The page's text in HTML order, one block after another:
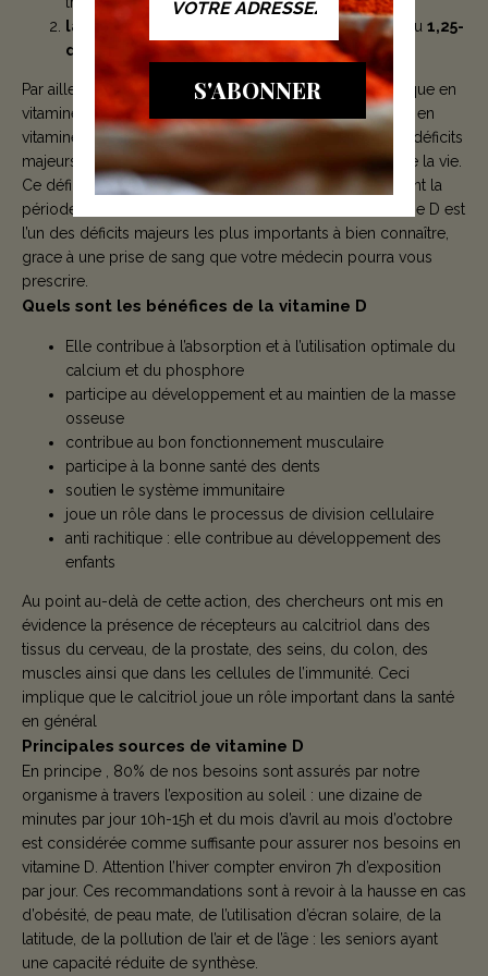
S'ABONNER
la seconde au niveau des reins
, pour aboutir au 1,25-
dihydroxyvitamine D ou Calcitriol
Par ailleurs, les valeurs santé optimale du statut biologique en
vitamine D ont été revus à la hausse. De ce fait, le déficit en
vitamine D est considéré actuellement comme l’un des déficits
majeurs de la population en générale à tous les âges de la vie.
Ce déficit, voir cette carence profonde se retrouve durant la
période d’ensoleillement minimum. Le déficit en vitamine D est
l’un des déficits majeurs les plus importants à bien connaître,
grace à une prise de sang que votre médecin pourra vous
prescrire.
Quels sont les bénéfices de la vitamine D
Elle contribue à l’absorption et à l’utilisation optimale du
calcium et du phosphore
participe au développement et au maintien de la masse
osseuse
contribue au bon fonctionnement musculaire
participe à la bonne santé des dents
soutien le système immunitaire
joue un rôle dans le processus de division cellulaire
anti rachitique : elle contribue au développement des
enfants
Au point au-delà de cette action, des chercheurs ont mis en
évidence la présence de récepteurs au calcitriol dans des
tissus du cerveau, de la prostate, des seins, du colon, des
muscles ainsi que dans les cellules de l’immunité. Ceci
implique que le calcitriol joue un rôle important dans la santé
en général
Principales sources de vitamine D
En principe , 80% de nos besoins sont assurés par notre
organisme à travers l’exposition au soleil : une dizaine de
minutes par jour 10h-15h et du mois d’avril au mois d’octobre
est considérée comme suffisante pour assurer nos besoins en
vitamine D. Attention l’hiver compter environ 7h d’exposition
par jour. Ces recommandations sont à revoir à la hausse en cas
d’obésité, de peau mate, de l’utilisation d’écran solaire, de la
latitude, de la pollution de l’air et de l’âge : les seniors ayant
une capacité réduite de synthèse.